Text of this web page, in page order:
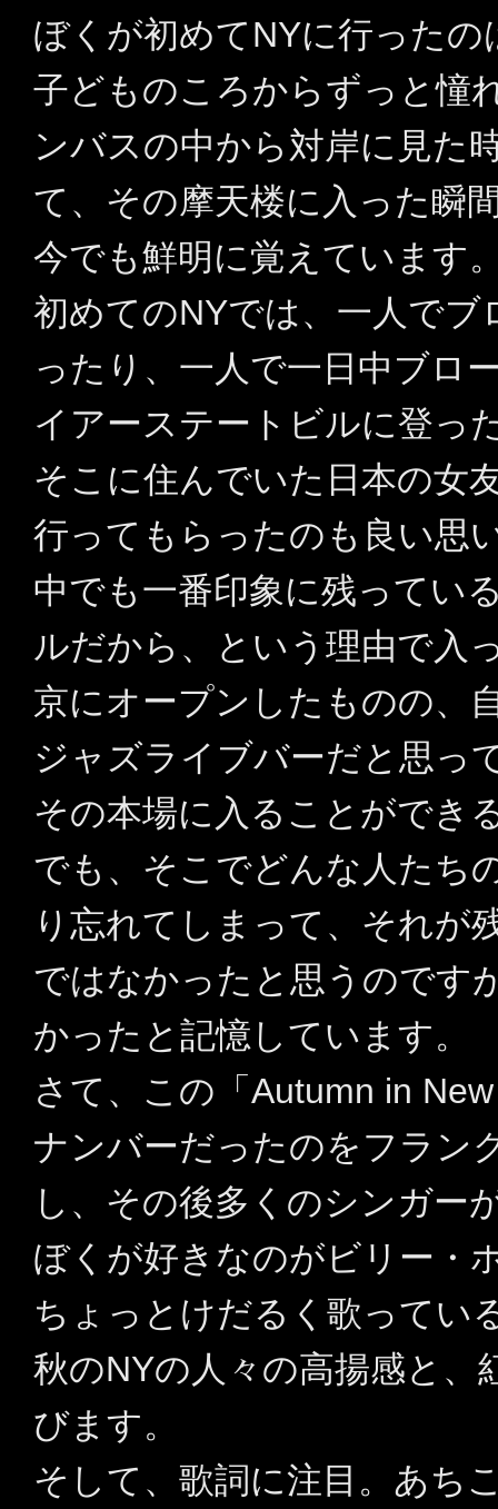
ぼくが初めてNYに行った
子どものころからずっと憧
ンバスの中から対岸に見た
て、その摩天楼に入った瞬
今でも鮮明に覚えています
初めてのNYでは、一人で
ったり、一人で一日中ブロ
イアーステートビルに登っ
そこに住んでいた日本の女
行ってもらったのも良い思
中でも一番印象に残ってい
ルだから、という理由で入
京にオープンしたものの、
ジャズライブバーだと思っ
その本場に入ることができ
でも、そこでどんな人たち
り忘れてしまって、それが
ではなかったと思うのです
かったと記憶しています。
さて、この「Autumn in
ナンバーだったのをフラン
し、その後多くのシンガー
ぼくが好きなのがビリー・
ちょっとけだるく歌ってい
秋のNYの人々の高揚感と
びます。
そして、歌詞に注目。あち